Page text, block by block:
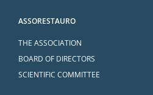
ASSORESTAURO
THE ASSOCIATION
BOARD OF DIRECTORS
SCIENTIFIC COMMITTEE